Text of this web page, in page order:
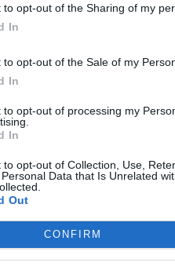
to opt-out of the Sharing of my
In
to opt-out of the Sale of my
In
to opt-out of processing my
In
to opt-out of Collection, Use,
Data that Is Unrelated
Out
CONFIRM
στοGoogle Newsκαι
γιαΜόδα,Ομορφιά,
Pink.gr
και στο Instagram